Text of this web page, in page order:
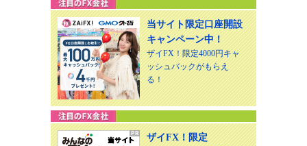
当サイト限定口座開設
キャンペーン中！
ザイFX！限定4000円キャ
ッシュバックがもらえ
る！
ザイFX！限定